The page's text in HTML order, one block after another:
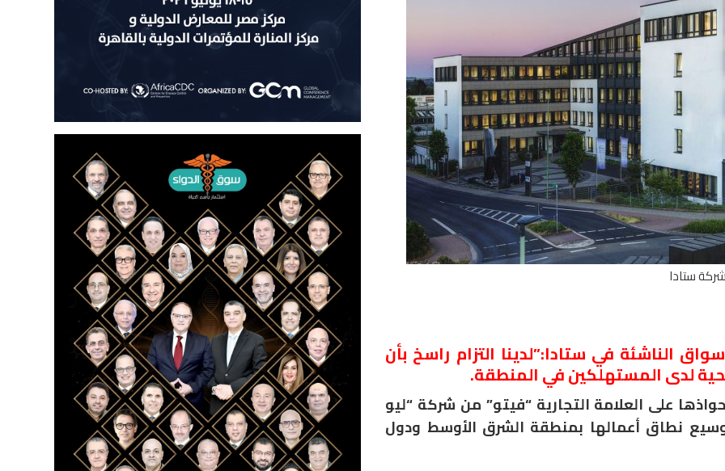
ستادا
الناشئة في ستادا:”لدينا التزام راسخ بأن
لدى المستهلكين في المنطقة.
على العلامة التجارية “فيتو” من شركة “ليو
نطاق أعمالها بمنطقة الشرق الأوسط ودول